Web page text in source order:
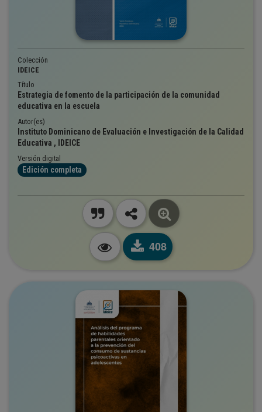
Colección
IDEICE
Título
Estrategia de fomento de la participación de la comunidad
educativa en la escuela
Autor(es)
Instituto Dominicano de Evaluación e Investigación de la Calidad
Educativa , IDEICE
Versión digital
Edición completa
408